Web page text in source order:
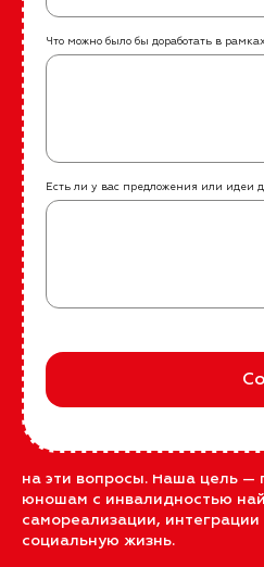
О программе
Молодые люди с
учиться и работать, часто не
выбрать профессию и
презентовать себя на
коллектив и выстроить свой
«Эстафета успешности»
на эти вопросы. Наша цель —
юношам с инвалидностью
самореализации,
социальную жизнь.
Что можно было бы доработать в
Есть ли у вас предложения или идеи